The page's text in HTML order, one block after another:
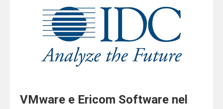
VMware e Ericom Software nel